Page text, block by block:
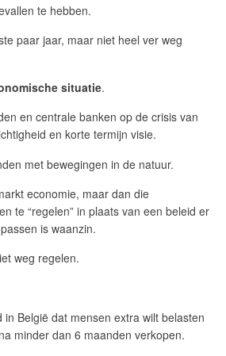
te hebben.
paar jaar, maar niet heel ver weg
situatie.
en centrale banken op de crisis van
en korte termijn visie.
met bewegingen in de natuur.
economie, maar dan die
te “regelen” in plaats van een beleid er
is waanzin.
weg regelen.
België dat mensen extra wilt belasten
minder dan 6 maanden verkopen.